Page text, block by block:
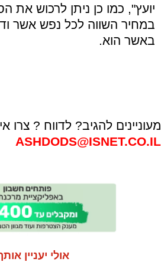
יועץ", כמו כן ניתן לרכוש את
במחיר השווה לכל נפש אשר
באשר הוא.
מעוניינים להגיב? לדווח ? צרו
ASHDODS@ISNET.CO.IL
אולי יעניין